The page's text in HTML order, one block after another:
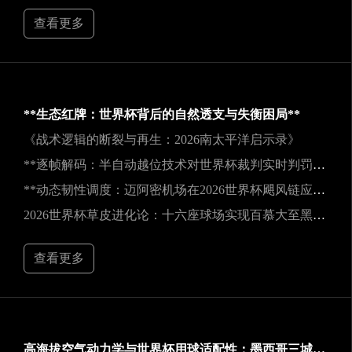
查看更多
**生态红牌：世界杯背后的自然透支与失衡困局**
《战术逻辑的断裂与再生：2026南太平洋启示录》
**逐帧解码：半自动越位技术对世界杯裁判实时判罚决策的重塑**
**动态韧性调度：迈阿密机场在2026世界杯飓风链应急中的中枢重构**
2026世界杯草皮进化论：十六座球场实现百慕大至黑麦草的生态跃迁
查看更多